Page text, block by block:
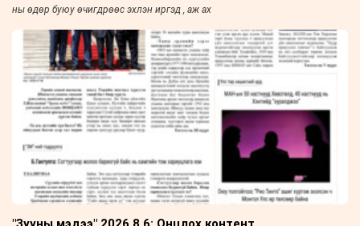
ны өдөр буюу өчигдрөөс эхлэн иргэд , аж ах